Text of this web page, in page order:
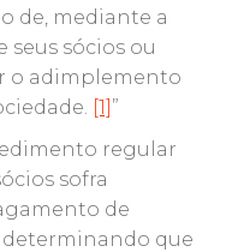
de, mediante a
sócios ou
o adimplemento
[1] ”
regular
sofra
de
determinando que